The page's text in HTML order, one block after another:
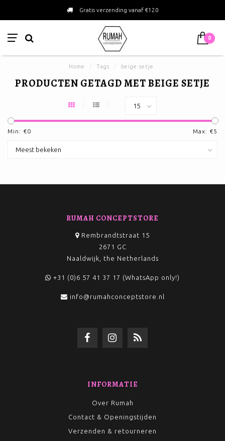
Gratis verzending vanaf €120
0
Home Tags beige setje
PRODUCTEN GETAGD MET BEIGE SETJE
Min: €0 Max: €5
RUMAH CONCEPTSTORE
Rembrandtstraat 15
2671 GC
Naaldwijk, the Netherlands
+31 (0)6 57 41 37 17 (WhatsApp only!)
info@rumahconceptstore.nl
INFORMATIE
Over Rumah
Contact & Openingstijden
Verzenden & retourneren